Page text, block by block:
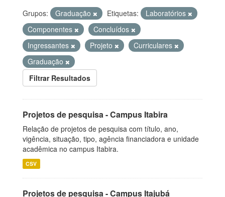
Grupos: Graduação Etiquetas:
Laboratórios
Componentes
Concluídos
Ingressantes
Projeto
Curriculares
Graduação
Filtrar Resultados
Projetos de pesquisa - Campus Itabira
Relação de projetos de pesquisa com título, ano,
vigência, situação, tipo, agência financiadora e unidade
acadêmica no campus Itabira.
CSV
Projetos de pesquisa - Campus Itajubá